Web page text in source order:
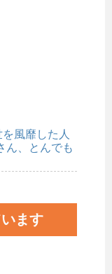
風靡した人
ん、とんでも
ます